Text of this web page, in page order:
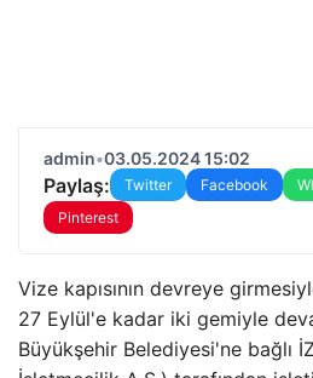
admin•03.05.2024 15:02
Paylaş: Twitter Facebook
Pinterest
Vize kapısının devreye
27 Eylül'e kadar iki gemiyle
Büyükşehir Belediyesi'ne bağlı